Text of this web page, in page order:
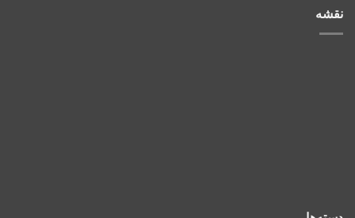
نقشه